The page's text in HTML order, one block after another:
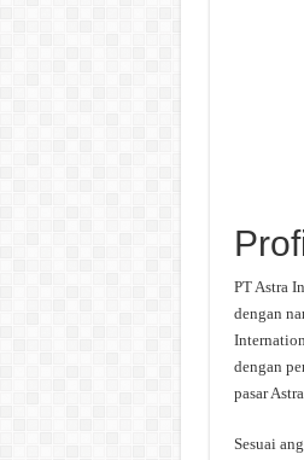
PT Astra
dengan
dengan
pasar
Sesuai